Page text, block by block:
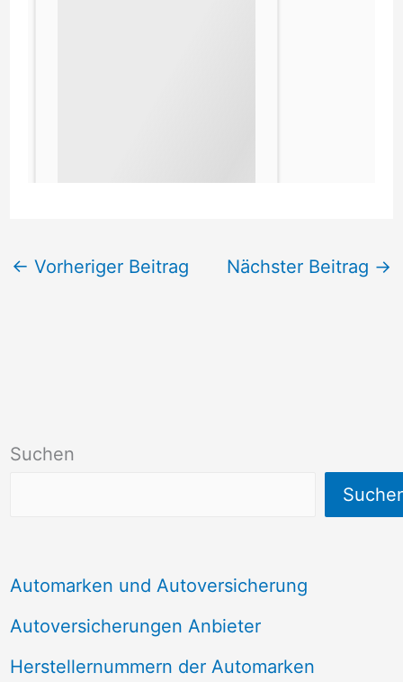
Suchen
Automarken und Autoversicherung
Autoversicherungen Anbieter
Herstellernummern der Automarken
← Vorheriger Beitrag Nächster Beitrag →